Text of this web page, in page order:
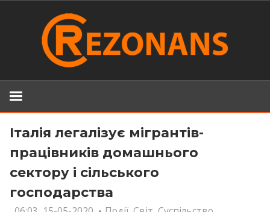
Італія легалізує мігрантів-
працівників домашнього
сектору і сільського
господарства